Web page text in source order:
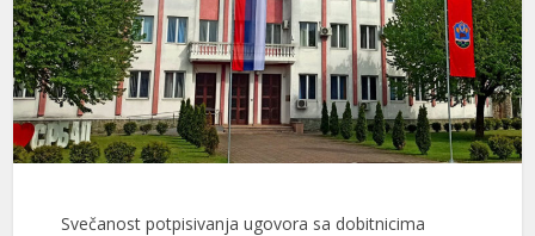
Svečanost potpisivanja ugovora sa dobitnicima